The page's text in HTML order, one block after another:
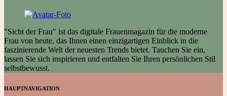
"Sicht der Frau" ist das digitale Frauenmagazin für die moderne
Frau von heute, das Ihnen einen einzigartigen Einblick in die
faszinierende Welt der neuesten Trends bietet. Tauchen Sie ein,
lassen Sie sich inspirieren und entfalten Sie Ihren persönlichen Stil
selbstbewusst.
HAUPTNAVIGATION